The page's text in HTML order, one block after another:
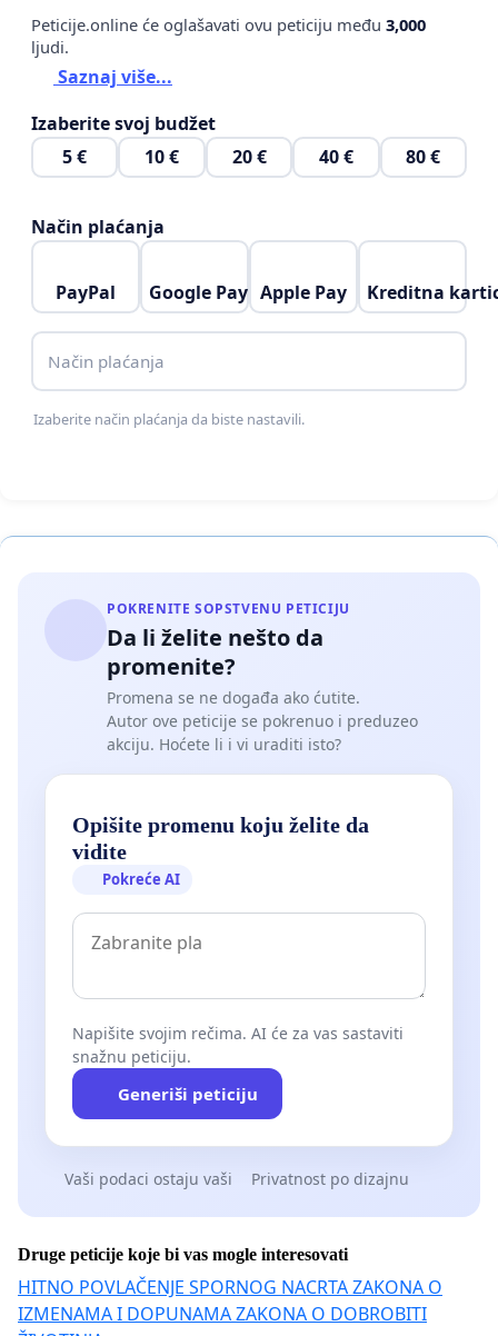
Peticije.online će oglašavati ovu peticiju među 3,000
ljudi.
Saznaj više...
Izaberite svoj budžet
5 €
10 € 20 € 40 € 80 €
Način plaćanja
PayPal Google Pay Apple Pay Kreditna
Način plaćanja
Izaberite način plaćanja da biste nastavili.
POKRENITE SOPSTVENU PETICIJU
Da li želite nešto da
promenite?
Promena se ne događa ako ćutite.
Autor ove peticije se pokrenuo i preduzeo
akciju. Hoćete li i vi uraditi isto?
Opišite promenu koju želite da
vidite
Pokreće AI
Napišite svojim rečima. AI će za vas sastaviti
snažnu peticiju.
Generiši peticiju
Vaši podaci ostaju vaši Privatnost po dizajnu
Druge peticije koje bi vas mogle interesovati
HITNO POVLAČENJE SPORNOG NACRTA ZAKONA O
IZMENAMA I DOPUNAMA ZAKONA O DOBROBITI